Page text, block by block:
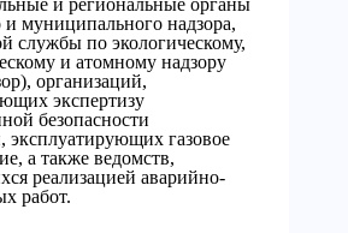
и региональные органы
муниципального надзора,
службы по экологическому,
и атомному надзору
организаций,
экспертизу
безопасности
эксплуатирующих газовое
а также ведомств,
реализацией аварийно-
работ.